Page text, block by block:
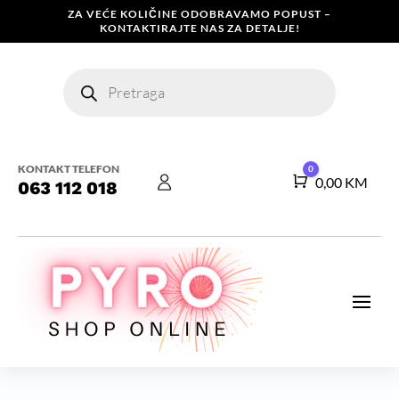
ZA VEĆE KOLIČINE ODOBRAVAMO POPUST –
KONTAKTIRAJTE NAS ZA DETALJE!
search
KONTAKT TELEFON
063 112 018 Košarica
0
0,00 KM